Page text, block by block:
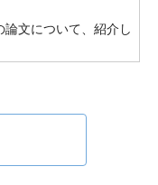
文について、紹介し